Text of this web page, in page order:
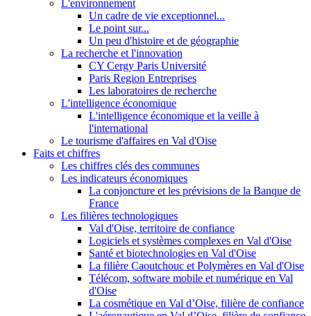
L'environnement
Un cadre de vie exceptionnel...
Le point sur...
Un peu d'histoire et de géographie
La recherche et l'innovation
CY Cergy Paris Université
Paris Region Entreprises
Les laboratoires de recherche
L'intelligence économique
L'intelligence économique et la veille à
l'international
Le tourisme d'affaires en Val d'Oise
Faits et chiffres
Les chiffres clés des communes
Les indicateurs économiques
La conjoncture et les prévisions de la Banque de
France
Les filières technologiques
Val d'Oise, territoire de confiance
Logiciels et systèmes complexes en Val d'Oise
Santé et biotechnologies en Val d'Oise
La filière Caoutchouc et Polymères en Val d'Oise
Télécom, software mobile et numérique en Val
d'Oise
La cosmétique en Val d’Oise, filière de confiance